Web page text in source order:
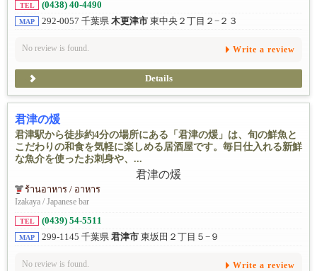
TEL (0438) 40-4490
MAP 292-0057 千葉県 木更津市 東中央２丁目２−２３
No review is found. Write a review
Details
君津の煖
君津駅から徒歩約4分の場所にある「君津の煖」は、旬の鮮魚と
こだわりの和食を気軽に楽しめる居酒屋です。毎日仕入れる新鮮
な魚介を使ったお刺身や、...
ร้านอาหาร / อาหาร
Izakaya / Japanese bar
TEL (0439) 54-5511
MAP 299-1145 千葉県 君津市 東坂田２丁目５−９
No review is found. Write a review